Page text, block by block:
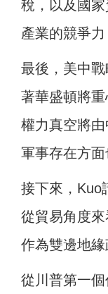
稅，以及國
產業的競爭力
最後，美中
著華盛頓將
權力真空將
軍事存在方面
接下來，Kuo
從貿易角度
作為雙邊地緣
從川普第一